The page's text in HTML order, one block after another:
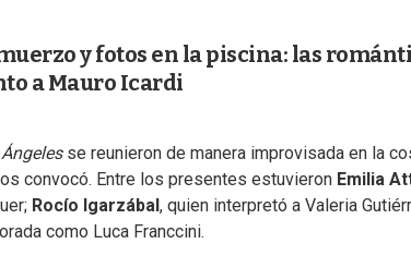
y fotos en la piscina: las
a Mauro Icardi
se reunieron de manera improvisada en la
convocó. Entre los presentes estuvieron Emilia
Rocío Igarzábal , quien interpretó a Valeria
como Luca Franccini.